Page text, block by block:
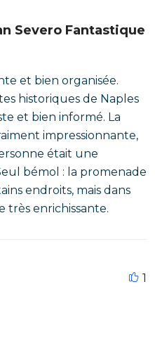
Severo Fantastique
et bien organisée.
historiques de Naples
et bien informé. La
impressionnante,
était une
bémol : la promenade
endroits, mais dans
très enrichissante.
1